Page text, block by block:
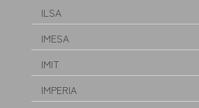
ILSA
IMESA
IMIT
IMPERIA